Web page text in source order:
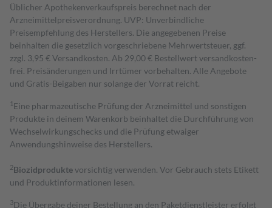
Üblicher Apothekenverkaufspreis berechnet nach der
Arzneimittelpreisverordnung. UVP: Unverbindliche
Preisempfehlung des Herstellers. Die angegebenen Preise
beinhalten die gesetzlich vorgeschriebene Mehrwertsteuer, ggf.
zzgl. 3,95 € Versandkosten. Ab 29,00 € Bestell­wert versand­kosten­
frei. Preisänderungen und Irrtümer vorbehalten. Alle Angebote
und Gratis-Beigaben nur solange der Vorrat reicht.
1 Eine pharmazeutische Prüfung der Arzneimittel und sonstigen
Produkte in deinem Warenkorb beinhaltet die Durchführung von
Wechselwirkungschecks und die Prüfung etwaiger
Anwendungshinweise des Herstellers.
2Biozidproduktevorsichtig verwenden. Vor Gebrauch stets Etikett
und Produktinformationen lesen.
3Die Übergabe deiner Bestellung an den Paketdienstleister erfolgt